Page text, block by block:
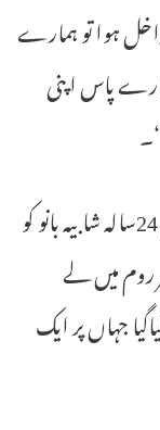
داخل ہوا تو ہمارے
پاس اپنی
مارچ4کی ابتدائی ساعتوں میں‘ اس کی بیوی 24سالہ شابیہ بانو کو
روم میں لے
جہاں پر ایک